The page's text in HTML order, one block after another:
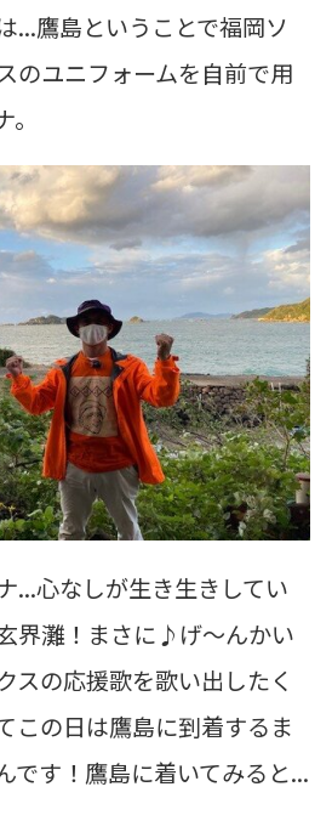
...鷹島ということで福岡ソ
のユニフォームを自前で用
...心なしが生き生きしてい
界灘！まさに♪げ～んかい
スの応援歌を歌い出したく
この日は鷹島に到着するま
です！鷹島に着いてみると...